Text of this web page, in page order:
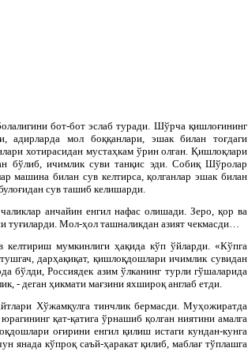
бот-бот эслаб туради. Шўрча қишлоғининг
адирларда мол боққанлари, эшак билан тоғдаги
хотирасидан мустаҳкам ўрин олган. Қишлоқлари
бўлиб, ичимлик суви танқис эди. Собиқ Шўролар
машина билан сув келтирса, қолганлар эшак билан
сув ташиб келишарди.
анчайин енгил нафас олишади. Зеро, қор ва
туғиларди. Мол-ҳол ташналикдан азият чекмасди…
мумкинлиги ҳақида кўп ўйларди. «Кўпга
дарҳақиқат, қишлоқдошлари ичимлик сувидан
бўлди, Россиядек азим ўлканинг турли гўшаларида
- деган ҳикмати мағзини яхшироқ англаб етди.
Хўжамқулга тинчлик бермасди. Муҳожиратда
қат-қатига ўрнашиб қолган ниятини амалга
оғирини енгил қилиш истаги кундан-кунга
янада кўпроқ саъй-ҳаракат қилиб, маблағ тўплашга